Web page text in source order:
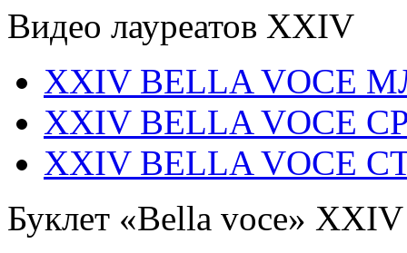
Видео лауреатов XXIV
XXIV BELLA
XXIV BELLA VOCE
XXIV BELLA VOCE
Буклет «Bella voce» ХХIV